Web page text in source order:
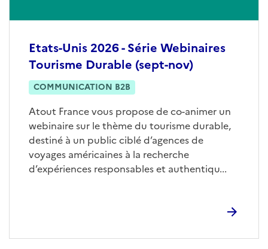
Etats-Unis 2026 - Série Webinaires
Tourisme Durable (sept-nov)
COMMUNICATION B2B
Atout France vous propose de co-animer un
webinaire sur le thème du tourisme durable,
destiné à un public ciblé d’agences de
voyages américaines à la recherche
d’expériences responsables et authentiqu...